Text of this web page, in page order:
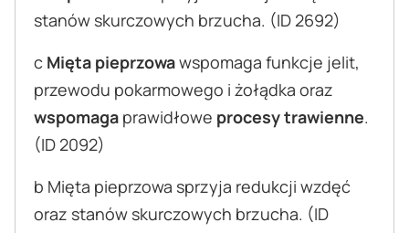
stanów skurczowych brzucha. (ID 2692)
c Mięta pieprzowawspomaga funkcje jelit,
przewodu pokarmowego i żołądka oraz
wspomaga prawidłowe procesy trawienne.
(ID 2092)
b Mięta pieprzowa sprzyja redukcji wzdęć
oraz stanów skurczowych brzucha. (ID